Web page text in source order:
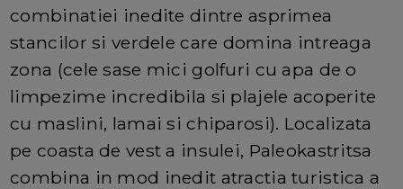
combinatiei inedite dintre asprimea
stancilor si verdele care domina intreaga
zona (cele sase mici golfuri cu apa de o
limpezime incredibila si plajele acoperite
cu maslini, lamai si chiparosi). Localizata
pe coasta de vest a insulei, Paleokastritsa
combina in mod inedit atractia turistica a